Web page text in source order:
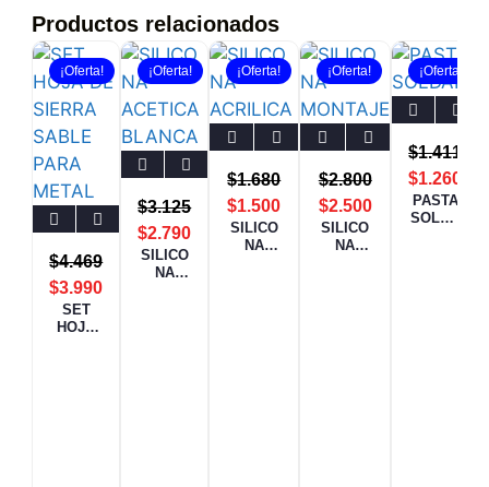
Productos relacionados
¡Oferta!
SET
HOJA
$4.469
$3.990
¡Oferta!
SILICO
NA
$3.125
$2.790
¡Oferta!
SILICO
NA
$1.680
$1.500
¡Oferta!
SILICO
NA
$2.800
$2.500
¡Oferta!
PASTA
SOLDA
$1.411
$1.260